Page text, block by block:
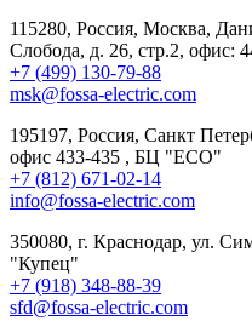
115280, Россия, Москва,
Слобода, д. 26, стр.2, офис:
+7 (499) 130-79-88
msk@fossa-electric.com
195197, Россия, Санкт
офис 433-435 , БЦ "ECO"
+7 (812) 671-02-14
info@fossa-electric.com
350080, г. Краснодар, ул.
"Купец"
+7 (918) 348-88-39
sfd@fossa-electric.com